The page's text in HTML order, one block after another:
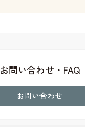
お問い合わせ・FAQ
お問い合わせ